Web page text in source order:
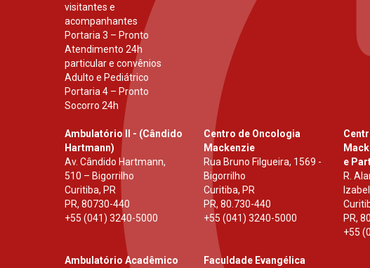
visitantes e
acompanhantes
Portaria 3 – Pronto
Atendimento 24h
particular e convênios
Adulto e Pediátrico
Portaria 4 – Pronto
Socorro 24h
Ambulatório II - (Cândido
Hartmann)
Av. Cândido Hartmann,
510 – Bigorrilho
Curitiba, PR
PR, 80730-440
+55 (041) 3240-5000
Centro de Oncologia
Mackenzie
Rua Bruno Filgueira, 1569 -
Bigorrilho
Curitiba, PR
PR,80.730-440
+55 (041) 3240-5000
e
R.
PR,
+55
Ambulatório Acadêmico Faculdade Evangélica